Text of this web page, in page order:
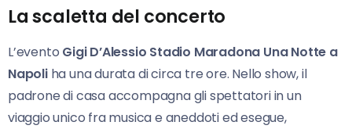
La scaletta del concerto
L’evento Gigi D’Alessio Stadio Maradona Una Notte a
Napoliha una durata di circa tre ore. Nello show, il
padrone di casa accompagna gli spettatori in un
viaggio unico fra musica e aneddoti ed esegue,